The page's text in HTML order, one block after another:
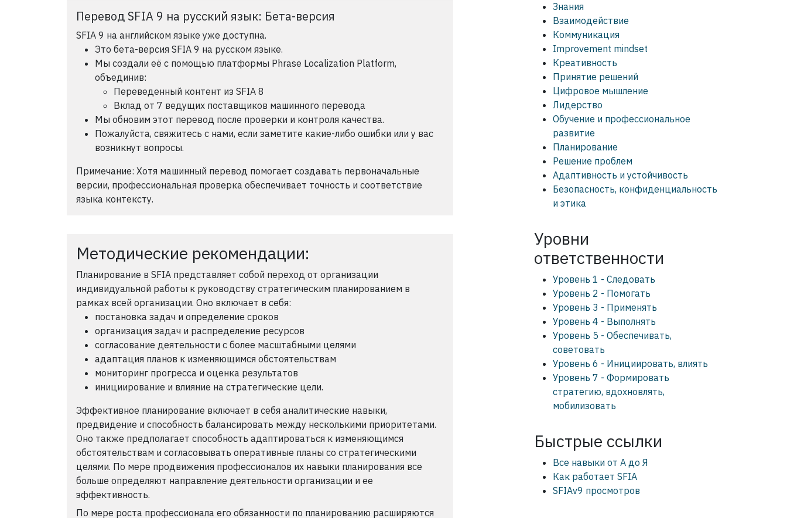
Перевод SFIA 9 на русский язык: Бета-версия
SFIA 9 на английском языке уже доступна.
Это бета-версия SFIA 9 на русском языке.
Мы создали её с помощью платформы Phrase Localization Platform,
объединив:
Переведенный контент из SFIA 8
Вклад от 7 ведущих поставщиков машинного перевода
Мы обновим этот перевод после проверки и контроля качества.
Пожалуйста, свяжитесь с нами, если заметите какие-либо ошибки или у вас
возникнут вопросы.
Примечание: Хотя машинный перевод помогает создавать первоначальные
версии, профессиональная проверка обеспечивает точность и соответствие
языка контексту.
Методические рекомендации:
Планирование в SFIA представляет собой переход от организации
индивидуальной работы к руководству стратегическим планированием в
рамках всей организации. Оно включает в себя:
постановка задач и определение сроков
организация задач и распределение ресурсов
согласование деятельности с более масштабными целями
адаптация планов к изменяющимся обстоятельствам
мониторинг прогресса и оценка результатов
инициирование и влияние на стратегические цели.
Эффективное планирование включает в себя аналитические навыки,
предвидение и способность балансировать между несколькими приоритетами.
Оно также предполагает способность адаптироваться к изменяющимся
обстоятельствам и согласовывать оперативные планы со стратегическими
целями. По мере продвижения профессионалов их навыки планирования все
больше определяют направление деятельности организации и ее
эффективность.
По мере роста профессионала его обязанности по планированию расширяются
Знания
Взаимодействие
Коммуникация
Improvement mindset
Креативность
Принятие решений
Цифровое мышление
Лидерство
Обучение и профессиональное
развитие
Планирование
Решение проблем
Адаптивность и устойчивость
Безопасность, конфиденциальность
и этика
Уровни
ответственности
Уровень 1 - Следовать
Уровень 2 - Помогать
Уровень 3 - Применять
Уровень 4 - Выполнять
Уровень 5 - Обеспечивать,
советовать
Уровень 6 - Инициировать, влиять
Уровень 7 - Формировать
стратегию, вдохновлять,
мобилизовать
Быстрые ссылки
Все навыки от А до Я
Как работает SFIA
SFIAv9 просмотров